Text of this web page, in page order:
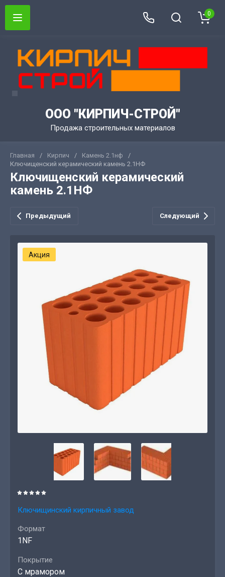
ООО "КИРПИЧ-СТРОЙ"
Продажа строительных материалов
0
Главная / Кирпич / Камень 2.1нф
/
Ключищенский керамический камень 2.1НФ
Ключищенский керамический
камень 2.1НФ
Предыдущий Следующий
Акция
Ключищинский кирпичный завод
Формат
1NF
Покрытие
С мрамором